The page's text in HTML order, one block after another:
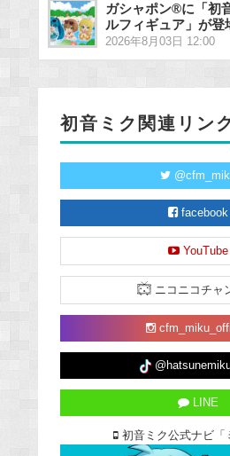
ガシャポン®に「初
ルフィギュア」が登
2026年8月03日 12:00
初音ミク関連リン
facebook
YouTube
ニコニコチャ
LINE
初音ミク公式ナビ「